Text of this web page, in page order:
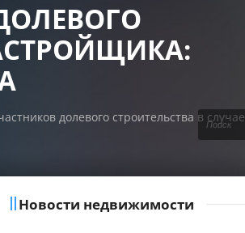
долевого строительства в случае
Новости недвижимости